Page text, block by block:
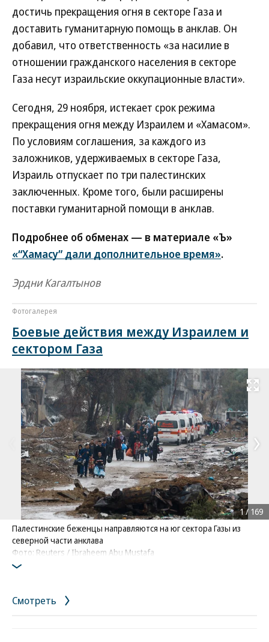
достичь прекращения огня в секторе Газа и
доставить гуманитарную помощь в анклав. Он
добавил, что ответственность «за насилие в
отношении гражданского населения в секторе
Газа несут израильские оккупационные власти».
Сегодня, 29 ноября, истекает срок режима
прекращения огня между Израилем и «Хамасом».
По условиям соглашения, за каждого из
заложников, удерживаемых в секторе Газа,
Израиль отпускает по три палестинских
заключенных. Кроме того, были расширены
поставки гуманитарной помощи в анклав.
Подробнее об обменах — в материале «Ъ»
«“Хамасу” дали дополнительное время».
Эрдни Кагалтынов
Фотогалерея
Боевые действия между Израилем и
сектором Газа
Развернуть
Палестинские беженцы направляются на юг сектора Газы из
северной части анклава
Фото: Reuters / Ibraheem Abu Mustafa
1/ 169
Смотреть